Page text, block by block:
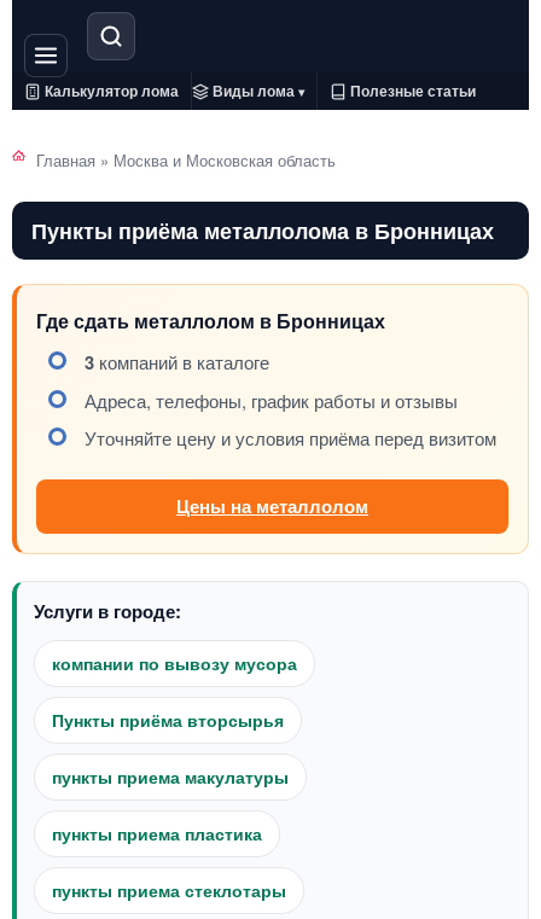
Калькулятор лома Виды лома ▾ Полезные статьи
Главная » Москва и Московская область
Пункты приёма металлолома в Бронницах
Где сдать металлолом в Бронницах
3 компаний в каталоге
Адреса, телефоны, график работы и отзывы
Уточняйте цену и условия приёма перед визитом
Цены на металлолом
Услуги в городе:
компании по вывозу мусора
Пункты приёма вторсырья
пункты приема макулатуры
пункты приема пластика
пункты приема стеклотары